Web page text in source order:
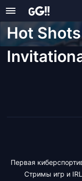
Hot
Первая
Стримы игр и